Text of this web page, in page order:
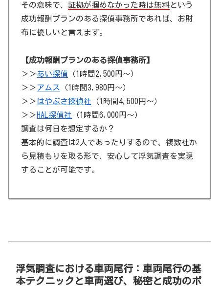
その意味で、 証拠が掴めなかった時は無料という
成功報酬プランのある探偵事務所であれば、お財
布に優しいと言えます。
【成功報酬プランのある探偵事務所】
＞＞あい探偵 （1時間2,500円～）
＞＞アムス
（1時間3,980円～）
＞＞ はやぶさ探偵社 （1時間4,500円～）
＞＞ HAL探偵社 （1時間6,000円～）
調査は何日を想定するか？
基本的に調査は2人であったりするので、複数社か
ら見積もりを取る形で、安心して浮気調査を実現
することが可能です。
浮気調査における車両尾行：車両尾行の基
本テクニックと車両選び、秘密と成功のポ